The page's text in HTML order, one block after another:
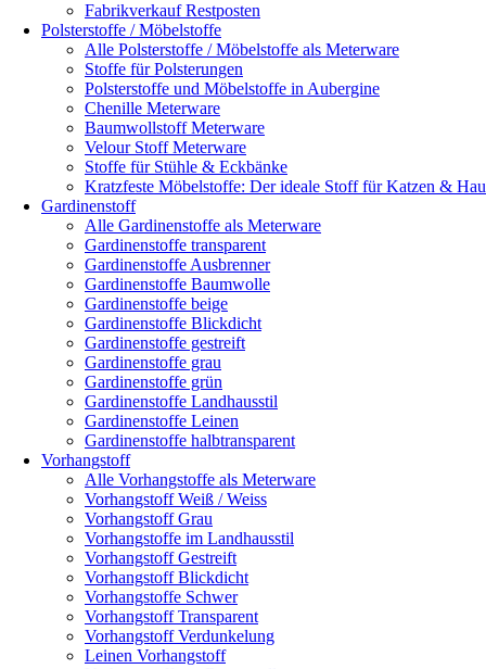
Fabrikverkauf Restposten
Polsterstoffe / Möbelstoffe
Alle Polsterstoffe / Möbelstoffe als Meterware
Stoffe für Polsterungen
Polsterstoffe und Möbelstoffe in Aubergine
Chenille Meterware
Baumwollstoff Meterware
Velour Stoff Meterware
Stoffe für Stühle & Eckbänke
Kratzfeste Möbelstoffe: Der ideale Stoff für Katzen &
Gardinenstoff
Alle Gardinenstoffe als Meterware
Gardinenstoffe transparent
Gardinenstoffe Ausbrenner
Gardinenstoffe Baumwolle
Gardinenstoffe beige
Gardinenstoffe Blickdicht
Gardinenstoffe gestreift
Gardinenstoffe grau
Gardinenstoffe grün
Gardinenstoffe Landhausstil
Gardinenstoffe Leinen
Gardinenstoffe halbtransparent
Vorhangstoff
Alle Vorhangstoffe als Meterware
Vorhangstoff Weiß / Weiss
Vorhangstoff Grau
Vorhangstoffe im Landhausstil
Vorhangstoff Gestreift
Vorhangstoff Blickdicht
Vorhangstoffe Schwer
Vorhangstoff Transparent
Vorhangstoff Verdunkelung
Leinen Vorhangstoff